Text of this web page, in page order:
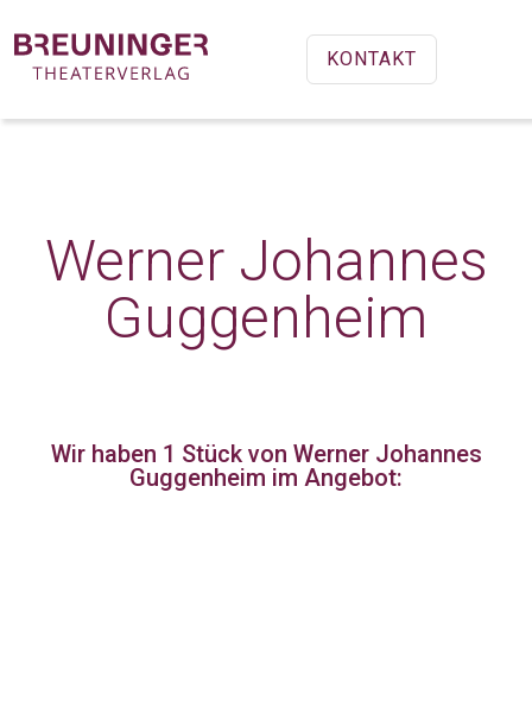
KONTAKT
Werner Johannes
Guggenheim
Wir haben 1 Stückvon Werner Johannes
Guggenheim im Angebot: